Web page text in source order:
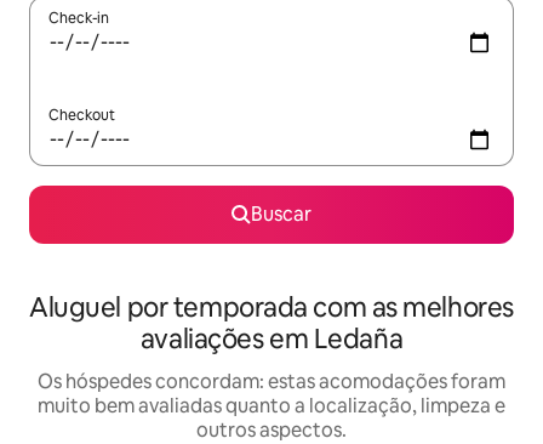
Check-in
Checkout
Buscar
Aluguel por temporada com as melhores
avaliações em Ledaña
Os hóspedes concordam: estas acomodações foram
muito bem avaliadas quanto a localização, limpeza e
outros aspectos.